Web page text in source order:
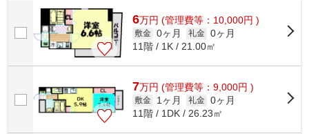
6万円 (管理費等：10,000円 )
敷金 0ヶ月 礼金 0ヶ月
11階 / 1K / 21.00㎡
7万円 (管理費等：9,000円 )
敷金 1ヶ月 礼金 0ヶ月
11階 / 1DK / 26.23㎡